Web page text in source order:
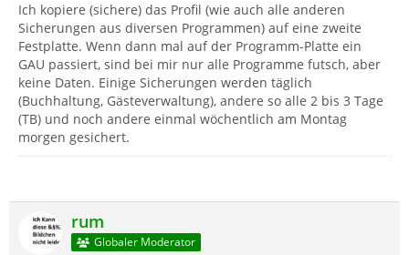
Ich kopiere (sichere) das Profil (wie auch alle anderen
Sicherungen aus diversen Programmen) auf eine zweite
Festplatte. Wenn dann mal auf der Programm-Platte ein
GAU passiert, sind bei mir nur alle Programme futsch, aber
keine Daten. Einige Sicherungen werden täglich
(Buchhaltung, Gästeverwaltung), andere so alle 2 bis 3 Tage
(TB) und noch andere einmal wöchentlich am Montag
morgen gesichert.
rum
Globaler Moderator